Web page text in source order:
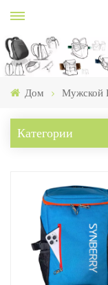
Дом Мужской
Категории